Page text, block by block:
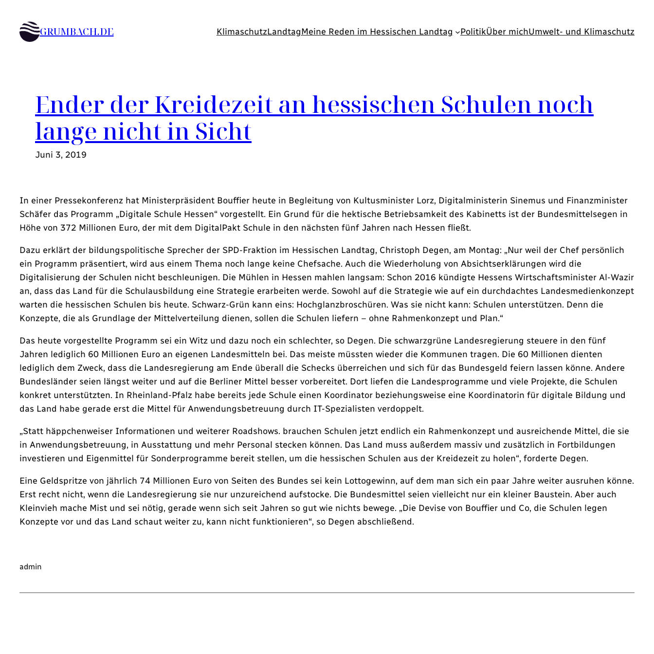
Inhalt
springenGRUMBACH.DE KlimaschutzLandtagMeine Reden im Hessischen Landtag PolitikÜber michUmwelt- und Klimaschutz
Ender der Kreidezeit an hessischen Schulen noch
lange nicht in Sicht
Juni 3, 2019
In einer Pressekonferenz hat Ministerpräsident Bouffier heute in Begleitung von Kultusminister Lorz, Digitalministerin Sinemus und Finanzminister
Schäfer das Programm „Digitale Schule Hessen“ vorgestellt. Ein Grund für die hektische Betriebsamkeit des Kabinetts ist der Bundesmittelsegen in
Höhe von 372 Millionen Euro, der mit dem DigitalPakt Schule in den nächsten fünf Jahren nach Hessen fließt.
Dazu erklärt der bildungspolitische Sprecher der SPD-Fraktion im Hessischen Landtag, Christoph Degen, am Montag: „Nur weil der Chef persönlich
ein Programm präsentiert, wird aus einem Thema noch lange keine Chefsache. Auch die Wiederholung von Absichtserklärungen wird die
Digitalisierung der Schulen nicht beschleunigen. Die Mühlen in Hessen mahlen langsam: Schon 2016 kündigte Hessens Wirtschaftsminister Al-Wazir
an, dass das Land für die Schulausbildung eine Strategie erarbeiten werde. Sowohl auf die Strategie wie auf ein durchdachtes Landesmedienkonzept
warten die hessischen Schulen bis heute. Schwarz-Grün kann eins: Hochglanzbroschüren. Was sie nicht kann: Schulen unterstützen. Denn die
Konzepte, die als Grundlage der Mittelverteilung dienen, sollen die Schulen liefern – ohne Rahmenkonzept und Plan.“
Das heute vorgestellte Programm sei ein Witz und dazu noch ein schlechter, so Degen. Die schwarzgrüne Landesregierung steuere in den fünf
Jahren lediglich 60 Millionen Euro an eigenen Landesmitteln bei. Das meiste müssten wieder die Kommunen tragen. Die 60 Millionen dienten
lediglich dem Zweck, dass die Landesregierung am Ende überall die Schecks überreichen und sich für das Bundesgeld feiern lassen könne. Andere
Bundesländer seien längst weiter und auf die Berliner Mittel besser vorbereitet. Dort liefen die Landesprogramme und viele Projekte, die Schulen
konkret unterstützten. In Rheinland-Pfalz habe bereits jede Schule einen Koordinator beziehungsweise eine Koordinatorin für digitale Bildung und
das Land habe gerade erst die Mittel für Anwendungsbetreuung durch IT-Spezialisten verdoppelt.
„Statt häppchenweiser Informationen und weiterer Roadshows. brauchen Schulen jetzt endlich ein Rahmenkonzept und ausreichende Mittel, die sie
in Anwendungsbetreuung, in Ausstattung und mehr Personal stecken können. Das Land muss außerdem massiv und zusätzlich in Fortbildungen
investieren und Eigenmittel für Sonderprogramme bereit stellen, um die hessischen Schulen aus der Kreidezeit zu holen“, forderte Degen.
Eine Geldspritze von jährlich 74 Millionen Euro von Seiten des Bundes sei kein Lottogewinn, auf dem man sich ein paar Jahre weiter ausruhen könne.
Erst recht nicht, wenn die Landesregierung sie nur unzureichend aufstocke. Die Bundesmittel seien vielleicht nur ein kleiner Baustein. Aber auch
Kleinvieh mache Mist und sei nötig, gerade wenn sich seit Jahren so gut wie nichts bewege. „Die Devise von Bouffier und Co, die Schulen legen
Konzepte vor und das Land schaut weiter zu, kann nicht funktionieren“, so Degen abschließend.
admin